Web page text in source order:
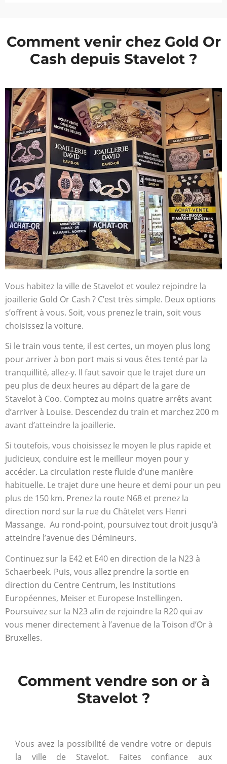
Comment venir chez Gold Or
Cash depuis Stavelot ?
Vous habitez la ville de Stavelot et voulez rejoindre la
joaillerie Gold Or Cash ? C’est très simple. Deux options
s’offrent à vous. Soit, vous prenez le train, soit vous
choisissez la voiture.
Si le train vous tente, il est certes, un moyen plus long
pour arriver à bon port mais si vous êtes tenté par la
tranquillité, allez-y. Il faut savoir que le trajet dure un
peu plus de deux heures au départ de la gare de
Stavelot à Coo. Comptez au moins quatre arrêts avant
d’arriver à Louise. Descendez du train et marchez 200 m
avant d’atteindre la joaillerie.
Si toutefois, vous choisissez le moyen le plus rapide et
judicieux, conduire est le meilleur moyen pour y
accéder. La circulation reste fluide d’une manière
habituelle. Le trajet dure une heure et demi pour un peu
plus de 150 km. Prenez la route N68 et prenez la
direction nord sur la rue du Châtelet vers Henri
Massange. Au rond-point, poursuivez tout droit jusqu’à
atteindre l’avenue des Démineurs.
Continuez sur la E42 et E40 en direction de la N23 à
Schaerbeek. Puis, vous allez prendre la sortie en
direction du Centre Centrum, les Institutions
Européennes, Meiser et Europese Instellingen.
Poursuivez sur la N23 afin de rejoindre la R20 qui av
vous mener directement à l’avenue de la Toison d’Or à
Bruxelles.
Comment vendre son or à
Stavelot ?
Vous avez la possibilité de vendre votre or depuis
la ville de Stavelot. Faites confiance aux